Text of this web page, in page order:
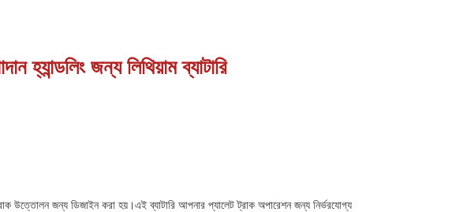
জন্য লিথিয়াম ব্যাটারি
উত্তোলন জন্য ডিজাইন করা হয়।এই ব্যাটারি আপনার প্যালেট ট্রাক অপারেশন জন্য নির্ভরযোগ্য